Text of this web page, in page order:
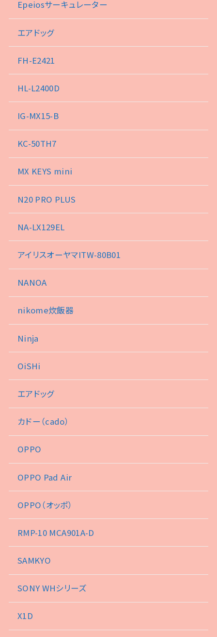
Epeiosサーキュレーター
エアドッグ
FH-E2421
HL-L2400D
IG-MX15-B
KC-50TH7
MX KEYS mini
N20 PRO PLUS
NA-LX129EL
アイリスオーヤマITW-80B01
NANOA
nikome炊飯器
Ninja
OiSHi
エアドッグ
カドー（cado）
OPPO
OPPO Pad Air
OPPO（オッポ）
RMP-10 MCA901A-D
SAMKYO
SONY WHシリーズ
X1D